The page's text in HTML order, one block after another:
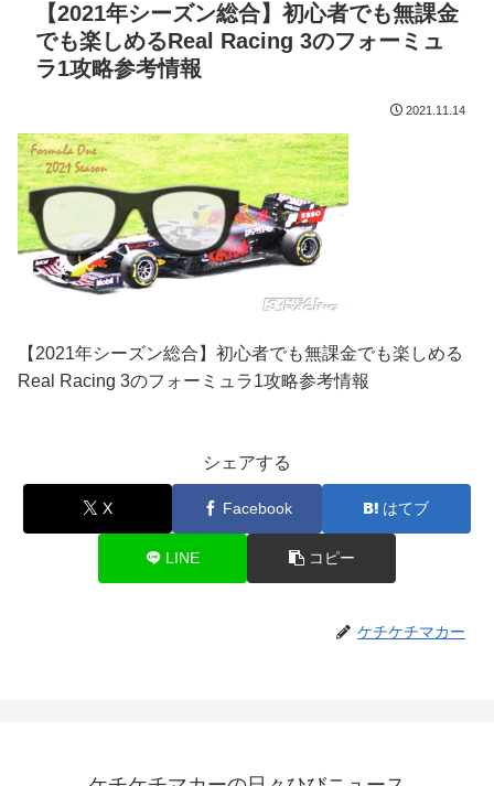
【2021年シーズン総合】初心者でも無課金
でも楽しめるReal Racing 3のフォーミュ
ラ1攻略参考情報
2021.11.14
【2021年シーズン総合】初心者でも無課金でも楽しめる
Real Racing 3のフォーミュラ1攻略参考情報
シェアする
X Facebook はてブ
LINE コピー
ケチケチマカー